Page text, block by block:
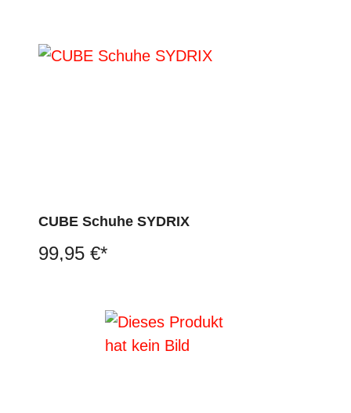
CUBE Schuhe SYDRIX
99,95 €*